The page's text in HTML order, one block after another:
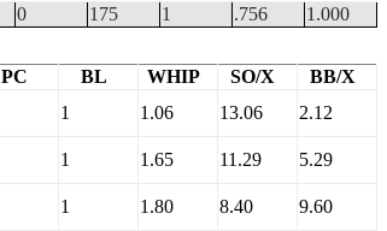
0 175 1 .756 1.000
PC BL WHIP SO/X
BB/X
1 1.06 13.06
2.12
1 1.65 11.29
5.29
1 1.80 8.40
9.60